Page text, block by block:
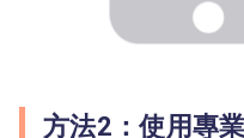
方法2：使用專